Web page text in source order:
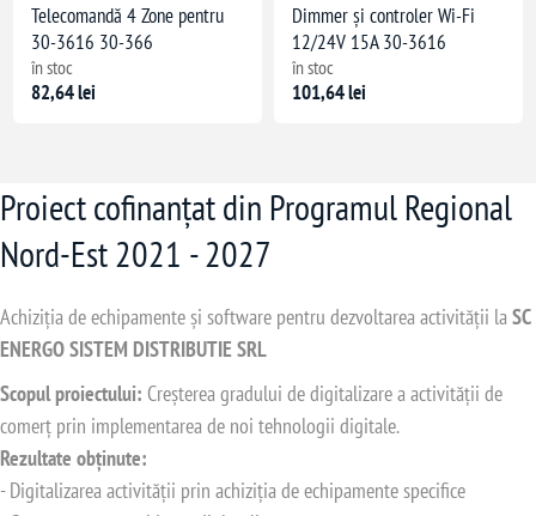
Telecomandă 4 Zone pentru
30-3616 30-366
în stoc
82,64 lei
Dimmer și controler Wi-Fi
12/24V 15A 30-3616
în stoc
101,64 lei
Proiect cofinanțat din Programul Regional
Nord-Est 2021 - 2027
Achiziția de echipamente și software pentru dezvoltarea activității la SC
ENERGO SISTEM DISTRIBUTIE SRL
Scopul proiectului: Creșterea gradului de digitalizare a activității de
comerț prin implementarea de noi tehnologii digitale.
Rezultate obținute:
- Digitalizarea activității prin achiziția de echipamente specifice